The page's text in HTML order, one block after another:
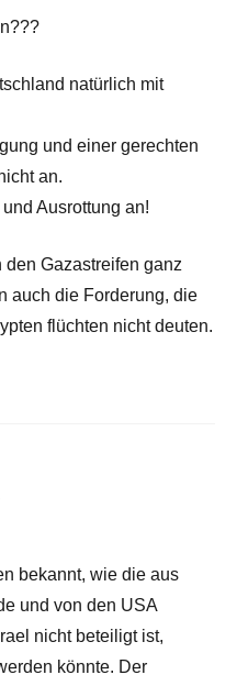
natürlich mit
und einer gerechten
an.
Ausrottung an!
Gazastreifen ganz
auch die Forderung, die
flüchten nicht deuten.
bekannt, wie die aus
und von den USA
nicht beteiligt ist,
könnte. Der